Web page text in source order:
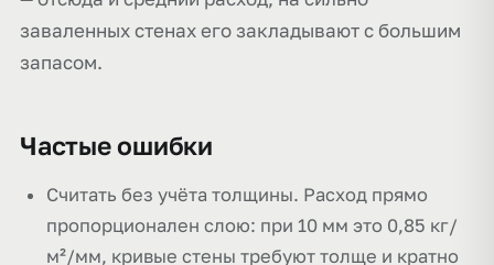
заваленных стенах его закладывают с большим
запасом.
Частые ошибки
Считать без учёта толщины. Расход прямо
пропорционален слою: при 10 мм это 0,85 кг/
м²/мм, кривые стены требуют толще и кратно